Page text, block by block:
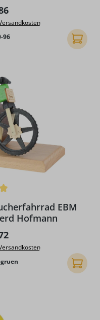
Preis:
96 In den
EBM
Hofmann
Preis:
In den